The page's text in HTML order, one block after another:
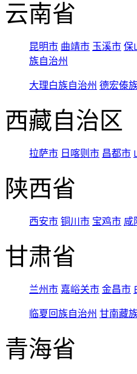
云南省
昆明市 曲靖市 玉溪市 保
族自治州
大理白族自治州 德宏傣
西藏自治区
拉萨市 日喀则市 昌都市
陕西省
西安市 铜川市 宝鸡市 咸
甘肃省
兰州市 嘉峪关市 金昌市
临夏回族自治州 甘南藏
青海省